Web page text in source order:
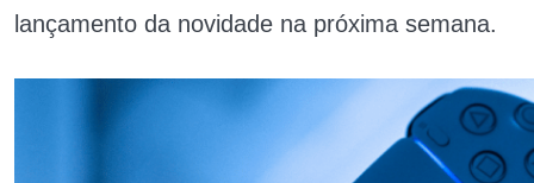
lançamento da novidade na próxima semana.